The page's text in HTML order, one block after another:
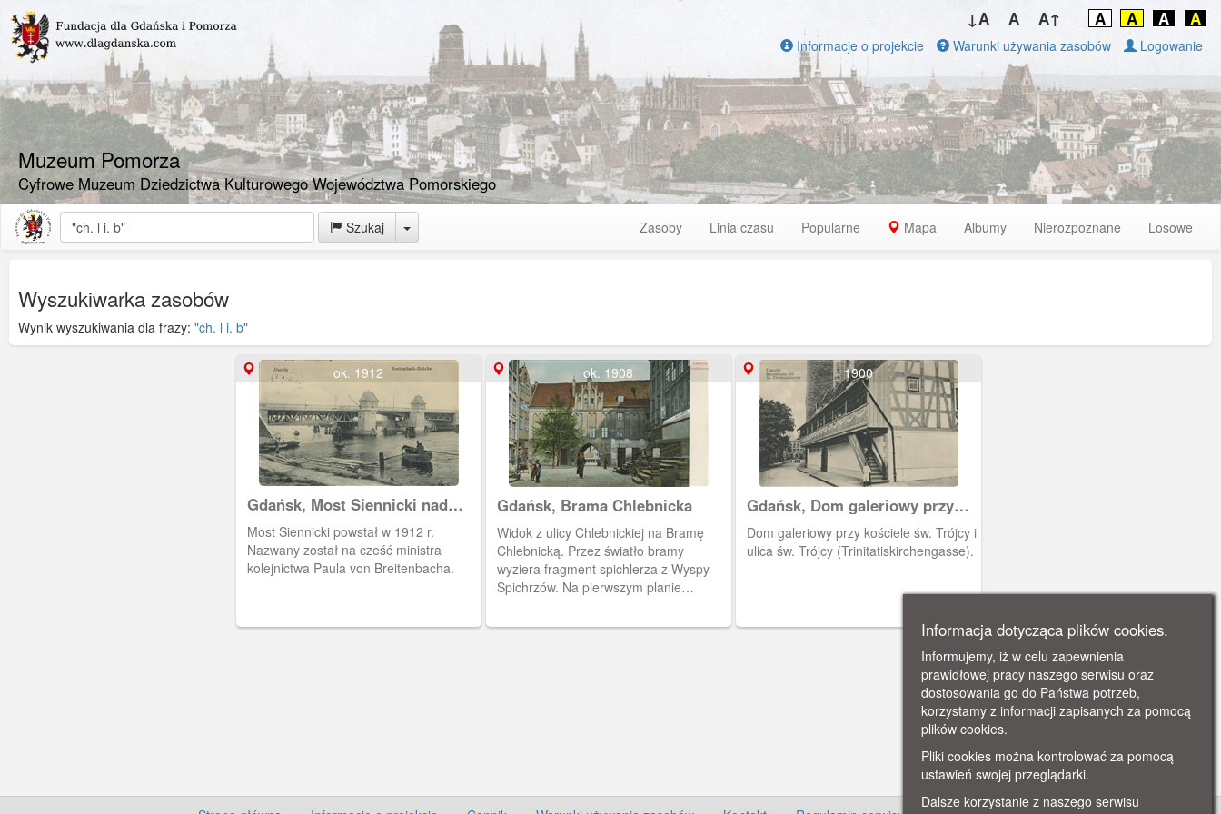
Muzeum Pomorza
Cyfrowe Muzeum Dziedzictwa Kulturowego Województwa Pomorskiego
↓A A A↑ A A A A
Informacje o projekcie Warunki używania zasobów Logowanie
Szukaj Toggle Dropdown Zasoby Linia czasu Popularne Mapa Albumy Nierozpoznane Losowe
Wyszukiwarka zasobów
Wynik wyszukiwania dla frazy: "ch. l i. b"
ok. 1912
Gdańsk, Most Siennicki nad
Martwą Wisłą
Most Siennicki powstał w 1912 r.
Nazwany został na cześć ministra
kolejnictwa Paula von Breitenbacha.
ok. 1908
Gdańsk, Brama Chlebnicka
Widok z ulicy Chlebnickiej na Bramę
Chlebnicką. Przez światło bramy
wyziera fragment spichlerza z Wyspy
Spichrzów. Na pierwszym planie
1900
Gdańsk, Dom galeriowy przy
ulicy św. Trójcy
Dom galeriowy przy kościele św. Trójcy i
ulica św. Trójcy (Trinitatiskirchengasse).
Informacja dotycząca plików cookies.
Informujemy, iż w celu zapewnienia
prawidłowej pracy naszego serwisu oraz
dostosowania go do Państwa potrzeb,
korzystamy z informacji zapisanych za pomocą
plików cookies.
Pliki cookies można kontrolować za pomocą
ustawień swojej przeglądarki.
Dalsze korzystanie z naszego serwisu